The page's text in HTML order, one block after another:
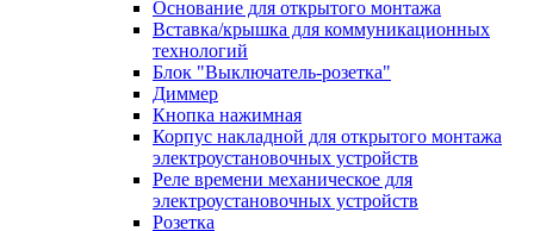
Основание для открытого монтажа
Вставка/крышка для коммуникационных
технологий
Блок "Выключатель-розетка"
Диммер
Кнопка нажимная
Корпус накладной для открытого монтажа
электроустановочных устройств
Реле времени механическое для
электроустановочных устройств
Розетка